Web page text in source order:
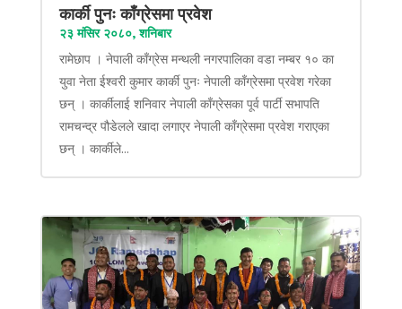
कार्की पुनः काँग्रेसमा प्रवेश
२३ मंसिर २०८०, शनिबार
रामेछाप । नेपाली काँग्रेस मन्थली नगरपालिका वडा नम्बर १० का
युवा नेता ईश्वरी कुमार कार्की पुनः नेपाली काँग्रेसमा प्रवेश गरेका
छन् । कार्कीलाई शनिवार नेपाली काँग्रेसका पूर्व पार्टी सभापति
रामचन्द्र पौडेलले खादा लगाएर नेपाली काँग्रेसमा प्रवेश गराएका
छन् । कार्कीले...